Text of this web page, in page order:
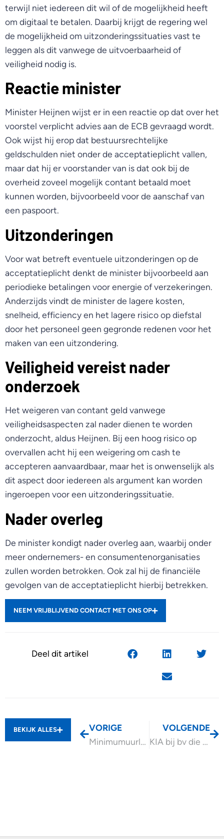
terwijl niet iedereen dit wil of de mogelijkheid heeft
om digitaal te betalen. Daarbij krijgt de regering wel
de mogelijkheid om uitzonderingssituaties vast te
leggen als dit vanwege de uitvoerbaarheid of
veiligheid nodig is.
Reactie minister
Minister Heijnen wijst er in een reactie op dat over het
voorstel verplicht advies aan de ECB gevraagd wordt.
Ook wijst hij erop dat bestuursrechtelijke
geldschulden niet onder de acceptatieplicht vallen,
maar dat hij er voorstander van is dat ook bij de
overheid zoveel mogelijk contant betaald moet
kunnen worden, bijvoorbeeld voor de aanschaf van
een paspoort.
Uitzonderingen
Voor wat betreft eventuele uitzonderingen op de
acceptatieplicht denkt de minister bijvoorbeeld aan
periodieke betalingen voor energie of verzekeringen.
Anderzijds vindt de minister de lagere kosten,
snelheid, efficiency en het lagere risico op diefstal
door het personeel geen gegronde redenen voor het
maken van een uitzondering.
Veiligheid vereist nader
onderzoek
Het weigeren van contant geld vanwege
veiligheidsaspecten zal nader dienen te worden
onderzocht, aldus Heijnen. Bij een hoog risico op
overvallen acht hij een weigering om cash te
accepteren aanvaardbaar, maar het is onwenselijk als
dit aspect door iedereen als argument kan worden
ingeroepen voor een uitzonderingssituatie.
Nader overleg
De minister kondigt nader overleg aan, waarbij onder
meer ondernemers- en consumentenorganisaties
zullen worden betrokken. Ook zal hij de financiële
gevolgen van de acceptatieplicht hierbij betrekken.
NEEM VRIJBLIJVEND CONTACT MET ONS OP
Deel dit artikel
BEKIJK ALLES
VORIGE
Minimumuurloon stijgt met 2,78% per 1 januari 2025
VOLGENDE
KIA bij bv die deelneemt in meerdere vof’s